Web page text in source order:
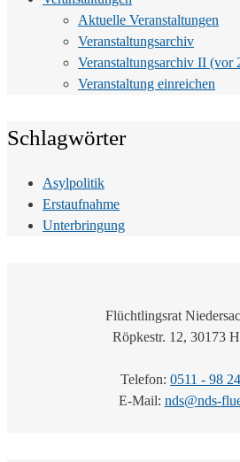
Aktuelle Veranstaltungen
Veranstaltungsarchiv
Veranstaltungsarchiv II (vor
Veranstaltung einreichen
Schlagwörter
Asylpolitik
Erstaufnahme
Unterbringung
Flüchtlingsrat
Röpkestr. 12, 30173
Telefon: 0511 - 98
E-Mail: nds@nds-